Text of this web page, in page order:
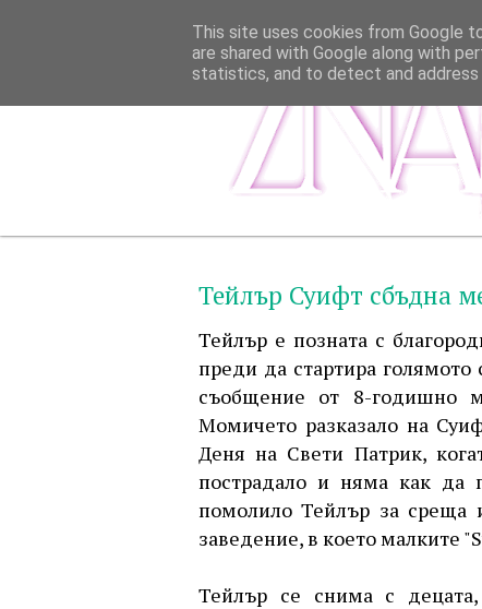
Тейлър Суифт сбъдна
Тейлър е позната с
преди да стартира
съобщение от 8-годишно
Момичето разказало на
Деня на Свети Патрик,
пострадало и няма как да
помолило Тейлър за среща
заведение, в което малките
Тейлър се снима с
This site uses cookies from Google
are shared with Google along with
statistics, and to detect and address